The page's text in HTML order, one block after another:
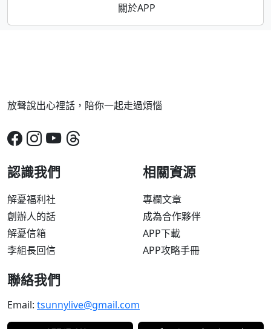
關於APP
放聲說出心裡話，陪你一起走過煩惱
認識我們
解憂福利社
創辦人的話
解憂信箱
李組長回信
相關資源
專欄文章
成為合作夥伴
APP下載
APP攻略手冊
聯絡我們
Email: tsunnylive@gmail.com